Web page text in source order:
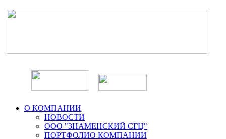
О КОМПАНИИ
НОВОСТИ
ООО "ЗНАМЕНСКИЙ СГЦ"
ПОРТФОЛИО КОМПАНИИ